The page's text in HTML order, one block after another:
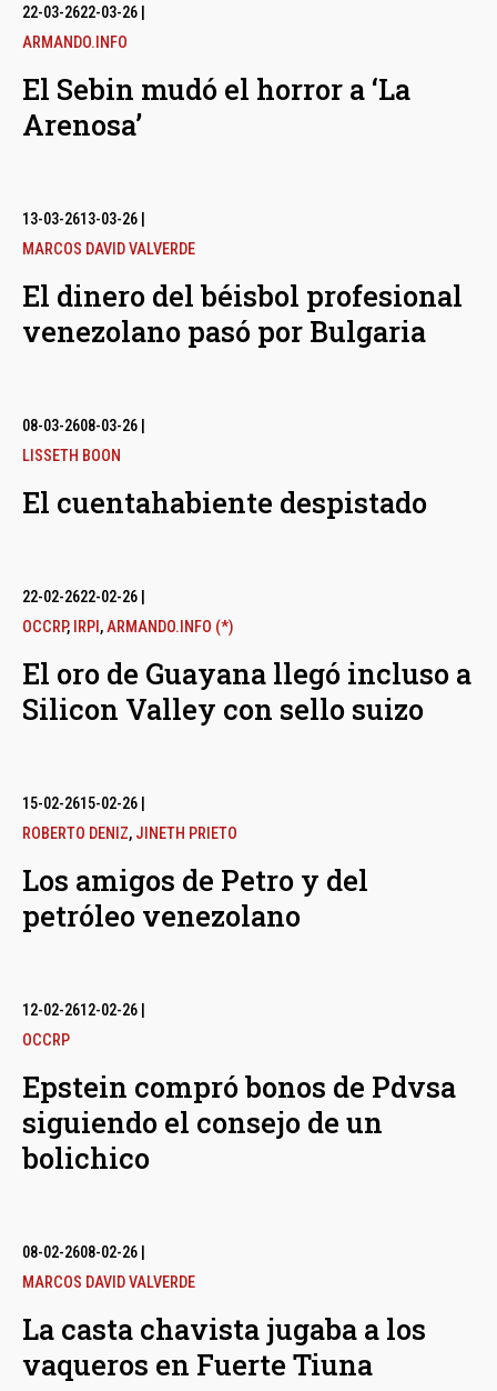
22-03-2622-03-26
ARMANDO.INFO
El Sebin mudó el horror a ‘La
Arenosa’
13-03-2613-03-26
MARCOS DAVID VALVERDE
El dinero del béisbol profesional
venezolano pasó por Bulgaria
08-03-2608-03-26
LISSETH BOON
El cuentahabiente despistado
22-02-2622-02-26
OCCRP, IRPI ,ARMANDO.INFO (*)
El oro de Guayana llegó incluso a
Silicon Valley con sello suizo
15-02-2615-02-26
ROBERTO DENIZ, JINETH PRIETO
Los amigos de Petro y del
petróleo venezolano
12-02-2612-02-26
OCCRP
Epstein compró bonos de Pdvsa
siguiendo el consejo de un
bolichico
08-02-2608-02-26
MARCOS DAVID VALVERDE
La casta chavista jugaba a los
vaqueros en Fuerte Tiuna